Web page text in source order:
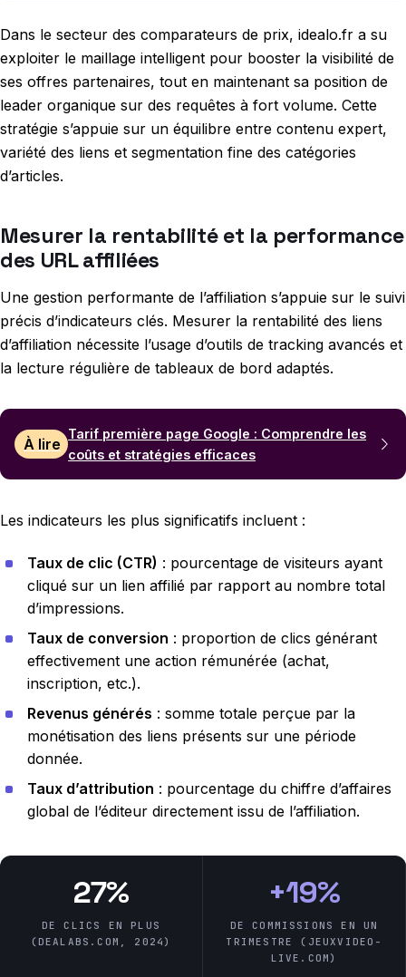
Dans le secteur des comparateurs de prix, idealo.fr a su
exploiter le maillage intelligent pour booster la visibilité de
ses offres partenaires, tout en maintenant sa position de
leader organique sur des requêtes à fort volume. Cette
stratégie s’appuie sur un équilibre entre contenu expert,
variété des liens et segmentation fine des catégories
d’articles.
Mesurer la rentabilité et la performance
des URL affiliées
Une gestion performante de l’affiliation s’appuie sur le suivi
précis d’indicateurs clés. Mesurer la rentabilité des liens
d’affiliation nécessite l’usage d’outils de tracking avancés et
la lecture régulière de tableaux de bord adaptés.
À lire
Tarif première page Google : Comprendre les
coûts et stratégies efficaces
Les indicateurs les plus significatifs incluent :
Taux de clic (CTR) : pourcentage de visiteurs ayant
cliqué sur un lien affilié par rapport au nombre total
d’impressions.
Taux de conversion : proportion de clics générant
effectivement une action rémunérée (achat,
inscription, etc.).
Revenus générés : somme totale perçue par la
monétisation des liens présents sur une période
donnée.
Taux d’attribution : pourcentage du chiffre d’affaires
global de l’éditeur directement issu de l’affiliation.
27%
DE CLICS EN PLUS
(DEALABS.COM, 2024)
+19%
DE COMMISSIONS EN UN
TRIMESTRE (JEUXVIDEO-
LIVE.COM)